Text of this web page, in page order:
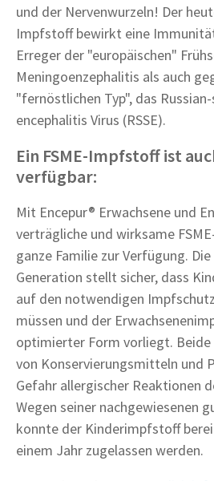
und der Nervenwurzeln! Der
Impfstoff bewirkt eine
Erreger der "europäischen"
Meningoenzephalitis als auch
"fernöstlichen Typ", das
encephalitis Virus (RSSE).
Ein FSME-Impfstoff ist
verfügbar:
Mit Encepur® Erwachsene und
verträgliche und wirksame
ganze Familie zur Verfügung.
Generation stellt sicher, dass
auf den notwendigen
müssen und der
optimierter Form vorliegt.
von Konservierungsmitteln und
Gefahr allergischer Reaktionen
Wegen seiner nachgewiesenen
konnte der Kinderimpfstoff
einem Jahr zugelassen werden.